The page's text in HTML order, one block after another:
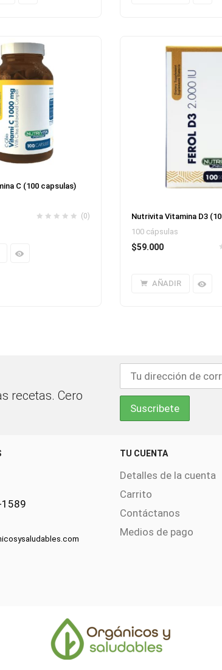
C (100 capsulas)
(0)
Nutrivita Vitamina D3
100 cápsulas
$59.000
AÑADIR
recetas. Cero
TU CUENTA
Detalles de la cuenta
Carrito
Contáctanos
Medios de pago